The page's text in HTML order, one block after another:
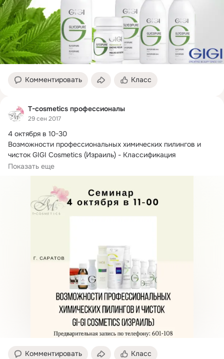
Комментировать Класс
T-cosmetics профессионалы
29 сен 2017
4 октября в 10-30
Возможности профессиональных химических пилингов и
чисток GIGI Cosmetics (Израиль) - Классификация
химических пилингов.
Показать еще
Комментировать Класс